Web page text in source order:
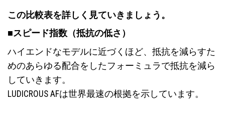
この比較表を詳しく見ていきましょう。
■スピード指数（抵抗の低さ）
ハイエンドなモデルに近づくほど、抵抗を減らすた
めのあらゆる配合をしたフォーミュラで抵抗を減ら
していきます。
LUDICROUS AFは世界最速の根拠を示しています。